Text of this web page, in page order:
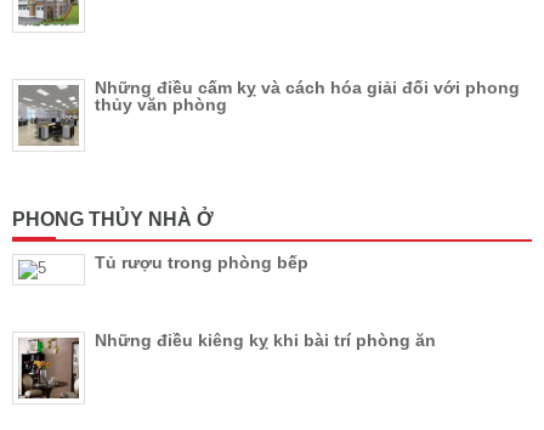
Những điều cấm kỵ và cách hóa giải đối với phong
thủy văn phòng
PHONG THỦY NHÀ Ở
Tủ rượu trong phòng bếp
Những điều kiêng kỵ khi bài trí phòng ăn